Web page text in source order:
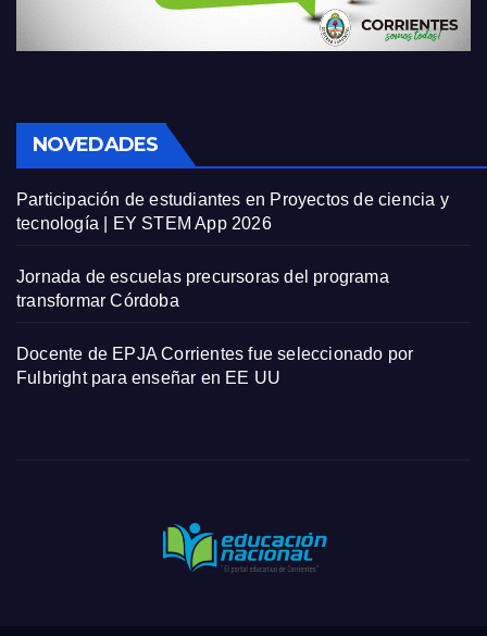
NOVEDADES
Participación de estudiantes en Proyectos de ciencia y
tecnología | EY STEM App 2026
Jornada de escuelas precursoras del programa
transformar Córdoba
Docente de EPJA Corrientes fue seleccionado por
Fulbright para enseñar en EE UU